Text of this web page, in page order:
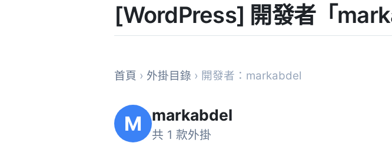
[WordPress] 開發者「
首頁 › 外掛目錄 › 開發者：markabdel
M markabdel
共 1 款外掛